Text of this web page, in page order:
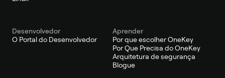
Desenvolvedor
O Portal do Desenvolvedor
Aprender
Por que escolher OneKey
Por Que Precisa do OneKey
Arquitetura de segurança
Blogue